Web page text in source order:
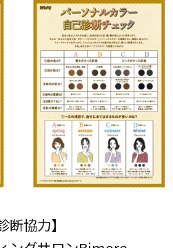
断協力】